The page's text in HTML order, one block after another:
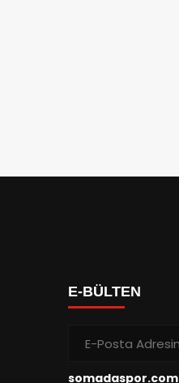
E-BÜLTEN
somadaspor.com